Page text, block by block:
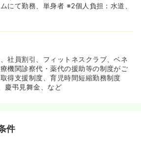
にて勤務、単身者 ※2個人負担：水道、
社員割引、フィットネスクラブ、ベネ
機関診察代・薬代の援助等の制度がご
得支援制度、育児時間短縮勤務制度
慶弔見舞金、など
件